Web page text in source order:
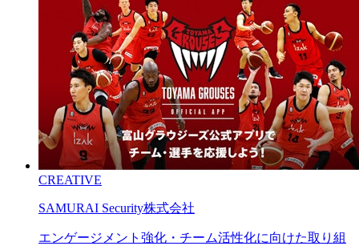
CREATIVE
SAMURAI Security株式会社
エンゲージメント強化・チーム活性化に向けた取り組